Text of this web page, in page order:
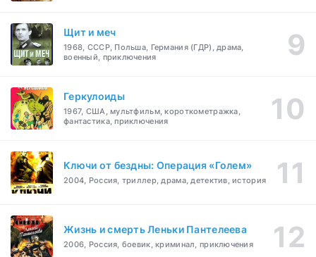
Щит и меч
1968, СССР, Польша, Германия (ГДР), драма,
военный, приключения
Геркулоиды
1967, США, мультфильм, короткометражка,
фантастика, приключения
Ключи от бездны: Операция «Голем»
2004, Россия, триллер, драма, детектив, история
Жизнь и смерть Леньки Пантелеева
2006, Россия, боевик, криминал, приключения